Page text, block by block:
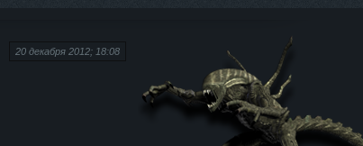
20 декабря 2012; 18:08